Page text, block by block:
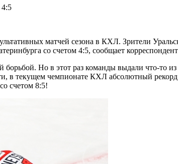
4:5
матчей сезона в КХЛ. Зрители
со счетом 4:5, сообщает
борьбой. Но в этот раз команды выдали что-то
в текущем чемпионате КХЛ абсолютный
счетом 8:5!